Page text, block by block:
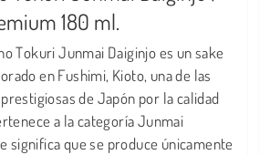
180 ml.
Tokuri Junmai Daiginjo es un sake
en Fushimi, Kioto, una de las
de Japón por la calidad
a la categoría Junmai
significa que se produce únicamente